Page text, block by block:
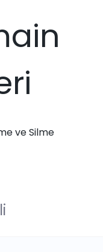
ve Silme